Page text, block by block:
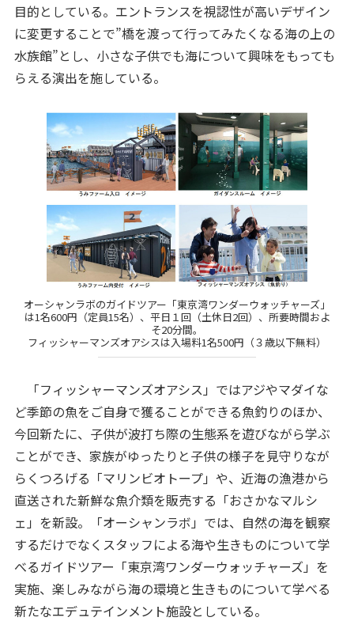
目的としている。エントランスを視認性が高いデザイン
に変更することで”橋を渡って行ってみたくなる海の上の
水族館”とし、小さな子供でも海について興味をもっても
らえる演出を施している。
オーシャンラボのガイドツアー「東京湾ワンダーウォッチャーズ」
は1名600円（定員15名）、平日１回（土休日2回）、所要時間およ
そ20分間。
フィッシャーマンズオアシスは入場料1名500円（３歳以下無料）
「フィッシャーマンズオアシス」ではアジやマダイな
ど季節の魚をご自身で獲ることができる魚釣りのほか、
今回新たに、子供が波打ち際の生態系を遊びながら学ぶ
ことができ、家族がゆったりと子供の様子を見守りなが
らくつろげる「マリンビオトープ」や、近海の漁港から
直送された新鮮な魚介類を販売する「おさかなマルシ
ェ」を新設。「オーシャンラボ」では、自然の海を観察
するだけでなくスタッフによる海や生きものについて学
べるガイドツアー「東京湾ワンダーウォッチャーズ」を
実施、楽しみながら海の環境と生きものについて学べる
新たなエデュテインメント施設としている。